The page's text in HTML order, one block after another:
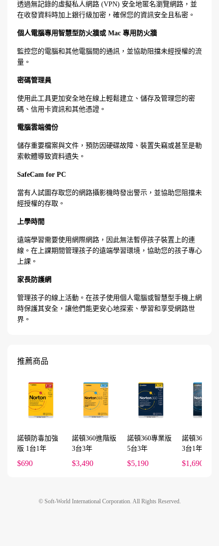
透過無記錄的虛擬私人網路 (VPN) 安全地匿名瀏覽網路，並
在收發資料時加上銀行級加密，確保您的資訊安全且私密。
個人電腦專用智慧型防火牆或 Mac 專用防火牆
監控您的電腦和其他電腦間的通訊，並協助阻擋未經授權的流
量。
密碼管理員
使用此工具更加安全地在線上輕鬆建立、儲存及管理您的密
碼、信用卡資訊和其他憑證。
電腦雲端備份
儲存重要檔案與文件，預防因硬碟故障、裝置失竊或甚至是勒
索軟體導致資料遺失。
SafeCam for PC
當有人試圖存取您的網路攝影機時發出警示，並協助您阻擋未
經授權的存取。
上學時間
遠端學習需要使用網際網路，因此無法暫停孩子裝置上的連
線。在上課期間管理孩子的遠端學習環境，協助您的孩子專心
上課。
家長防護網
管理孩子的線上活動。在孩子使用個人電腦或智慧型手機上網
時保護其安全，讓他們能更安心地探索、學習和享受網路世
界。
推薦商品
諾頓防毒加強
版 1台1年
$690
諾頓360進階版
3台3年
$3,490
諾頓360專業版
5台3年
$5,190
諾頓360電
3台1年
$1,690
© Soft-World International Corporation. All Rights Reserved.